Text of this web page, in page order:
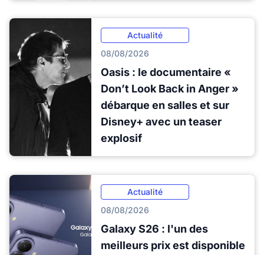
Actualité
08/08/2026
Oasis : le documentaire «
Don’t Look Back in Anger »
débarque en salles et sur
Disney+ avec un teaser
explosif
Actualité
08/08/2026
Galaxy S26 : l'un des
meilleurs prix est disponible